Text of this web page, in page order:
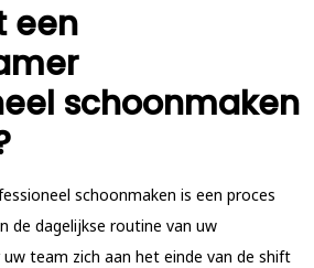
een
schoonmaken
schoonmaken is een proces
de dagelijkse routine van uw
uw team zich aan het einde van de shift